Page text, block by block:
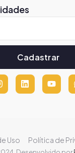
Cadastrar
Uso Política de